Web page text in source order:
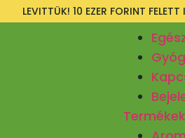
LEVITTÜK! 10 EZER FORINT
Termékek